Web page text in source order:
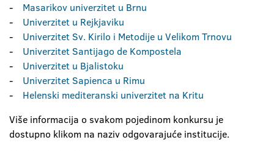
- Masarikov univerzitet u Brnu
- Univerzitet u Rejkjaviku
- Univerzitet Sv. Kirilo i Metodije u Velikom Trnovu
- Univerzitet Santijago de Kompostela
- Univerzitet u Bjalistoku
- Univerzitet Sapienca u Rimu
- Helenski mediteranski univerzitet na Kritu
Više informacija o svakom pojedinom konkursu je
dostupno klikom na naziv odgovarajuće institucije.